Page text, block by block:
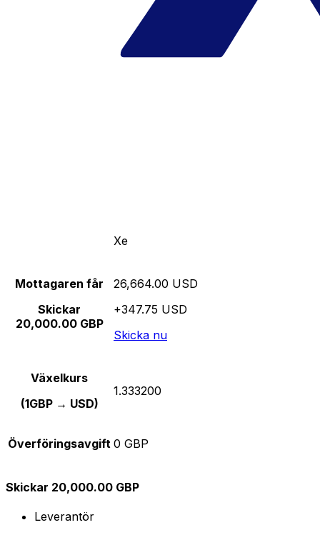
Xe
Mottagaren får
Skickar
20,000.00 GBP
26,664.00 USD
+347.75 USD
Skicka nu
Växelkurs
(1GBP → USD)
1.333200
Överföringsavgift 0 GBP
Skickar 20,000.00 GBP
Leverantör